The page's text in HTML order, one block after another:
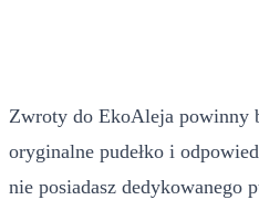
Zwroty do EkoAleja powinny
oryginalne pudełko i
nie posiadasz dedykowanego